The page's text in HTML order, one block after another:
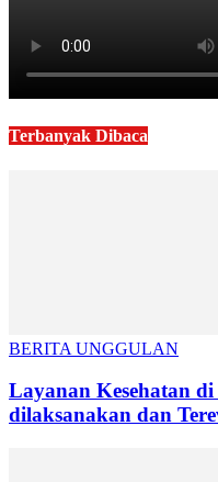
Terbanyak Dibaca
BERITA UNGGULAN
Layanan Kesehatan
dilaksanakan dan